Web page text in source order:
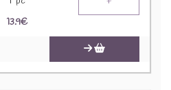
13.9€